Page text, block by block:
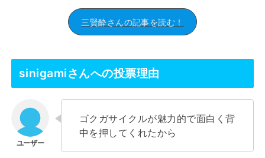
三賢酔さんの記事を読む！
sinigamiさんへの投票理由
ゴクガサイクルが魅力的で面白く背
中を押してくれたから